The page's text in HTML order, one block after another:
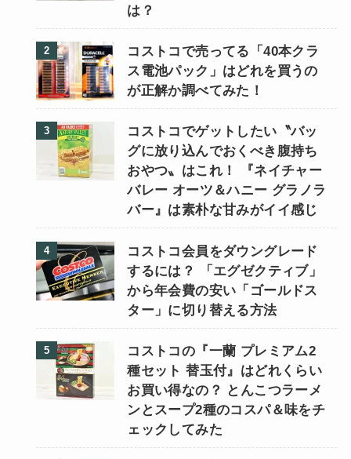
は？
コストコで売ってる「40本クラ
ス電池パック」はどれを買うの
が正解か調べてみた！
コストコでゲットしたい〝バッ
グに放り込んでおくべき腹持ち
おやつ〟はこれ！ 『ネイチャー
バレー オーツ＆ハニー グラノラ
バー』は素朴な甘みがイイ感じ
コストコ会員をダウングレード
するには？ 「エグゼクティブ」
から年会費の安い「ゴールドス
ター」に切り替える方法
コストコの『一蘭 プレミアム2
種セット 替玉付』はどれくらい
お買い得なの？ とんこつラーメ
ンとスープ2種のコスパ＆味をチ
ェックしてみた